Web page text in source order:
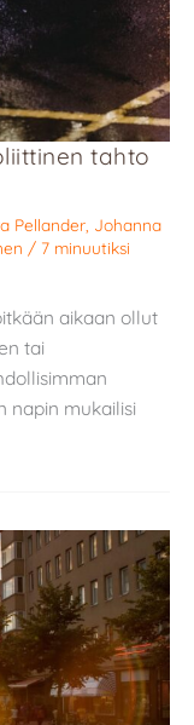
tahto
Pellander Johanna
/ 7 minuutiksi
aikaan ollut
tai
napin mukailisi